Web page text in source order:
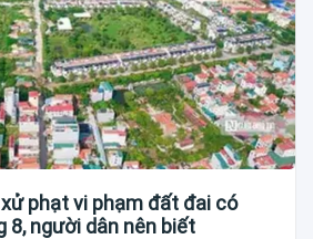
phạt vi phạm đất đai có
8, người dân nên biết